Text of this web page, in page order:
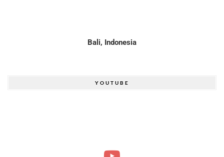
Bali, Indonesia
YOUTUBE